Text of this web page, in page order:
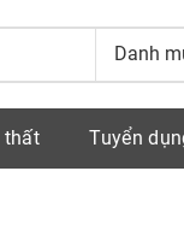
thất Tuyển